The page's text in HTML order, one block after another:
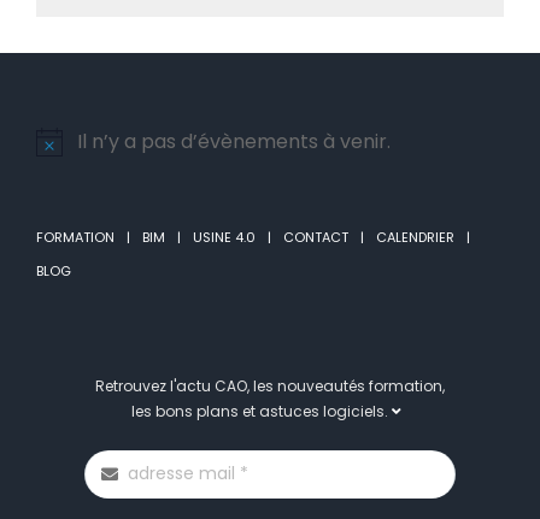
Notice
Il n’y a pas d’évènements à venir.
FORMATION BIM USINE 4.0 CONTACT
CALENDRIER
BLOG
Retrouvez l'actu CAO, les nouveautés formation,
les bons plans et astuces logiciels.